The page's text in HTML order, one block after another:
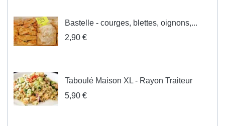
Bastelle - courges, blettes, oignons,...
2,90 €
Taboulé Maison XL - Rayon Traiteur
5,90 €